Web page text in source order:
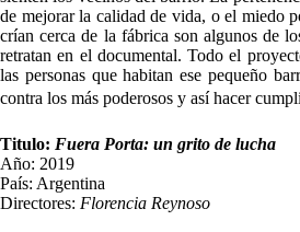
de mejorar la calidad de vida, o el miedo
crían cerca de la fábrica son algunos de
retratan en el documental. Todo el
las personas que habitan ese pequeño
contra los más poderosos y así hacer
Titulo: Fuera Porta: un grito de lucha
Año: 2019
País: Argentina
Directores: Florencia Reynoso